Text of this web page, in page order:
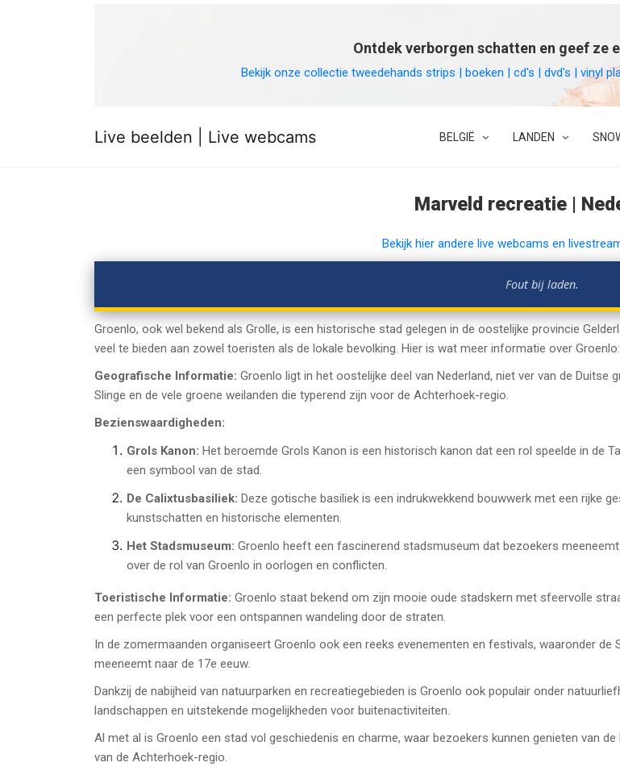
Ontdek verborgen schatten en geef ze
Bekijk onze collectie tweedehands strips | boeken | cd's | dvd's | vinyl
Live beelden | Live webcams BELGIË LANDEN
Marveld recreatie |
Bekijk hier andere live webcams en
Fout bij laden.
Groenlo, ook wel bekend als Grolle, is een historische stad gelegen in de oostelijke provincie
veel te bieden aan zowel toeristen als de lokale bevolking. Hier is wat meer informatie over Groenlo:
Geografische Informatie: Groenlo ligt in het oostelijke deel van Nederland, niet ver van de
Slinge en de vele groene weilanden die typerend zijn voor de Achterhoek-regio.
Bezienswaardigheden:
Grols Kanon: Het beroemde Grols Kanon is een historisch kanon dat een rol speelde in de
een symbool van de stad.
De Calixtusbasiliek: Deze gotische basiliek is een indrukwekkend bouwwerk met een rijke
kunstschatten en historische elementen.
Het Stadsmuseum: Groenlo heeft een fascinerend stadsmuseum dat bezoekers
over de rol van Groenlo in oorlogen en conflicten.
Toeristische Informatie: Groenlo staat bekend om zijn mooie oude stadskern met sfeervolle
een perfecte plek voor een ontspannen wandeling door de straten.
In de zomermaanden organiseert Groenlo ook een reeks evenementen en festivals, waaronder
meeneemt naar de 17e eeuw.
Dankzij de nabijheid van natuurparken en recreatiegebieden is Groenlo ook populair onder
landschappen en uitstekende mogelijkheden voor buitenactiviteiten.
Al met al is Groenlo een stad vol geschiedenis en charme, waar bezoekers kunnen genieten van
van de Achterhoek-regio.